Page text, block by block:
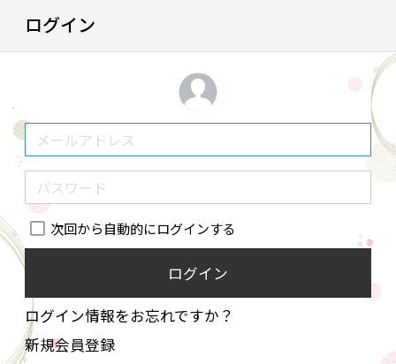
ログイン
次回から自動的にログインする
ログイン
ログイン情報をお忘れですか？
新規会員登録